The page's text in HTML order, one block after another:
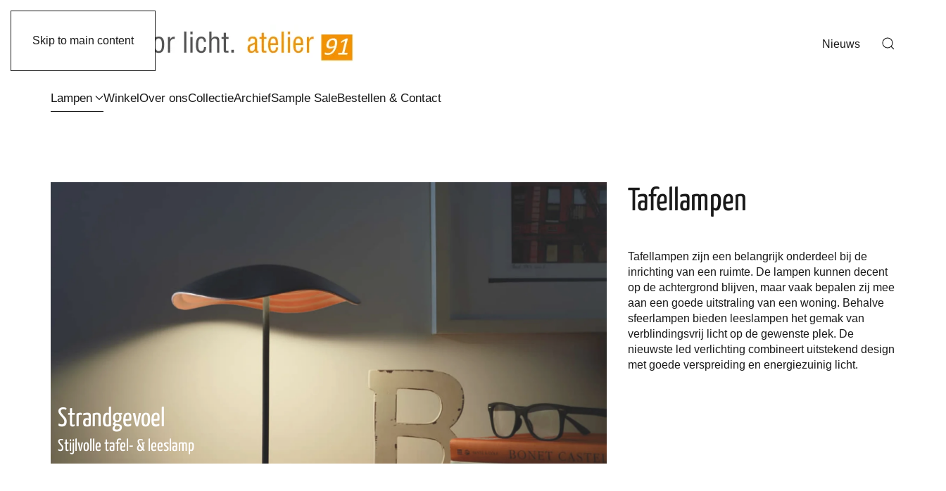
Skip to main content Nieuws
Lampen WinkelOver onsCollectieArchiefSample SaleBestellen & Contact
Muranoglas
Serie hoogwaardige glazen tafellampen
Tafellampen
Tafellampen zijn een belangrijk onderdeel bij de
inrichting van een ruimte. De lampen kunnen decent
op de achtergrond blijven, maar vaak bepalen zij mee
aan een goede uitstraling van een woning. Behalve
sfeerlampen bieden leeslampen het gemak van
verblindingsvrij licht op de gewenste plek. De
nieuwste led verlichting combineert uitstekend design
met goede verspreiding en energiezuinig licht.